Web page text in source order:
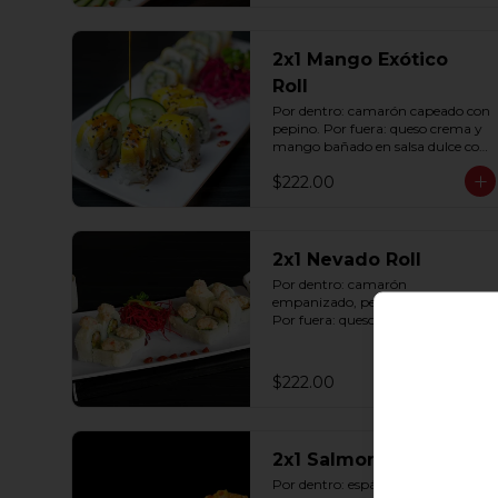
2x1 Mango Exótico
Roll
Por dentro: camarón capeado con
pepino. Por fuera: queso crema y
mango bañado en salsa dulce con
$222.00
2x1 Nevado Roll
Por dentro: camarón
empanizado, pepino y aguacate.
Por fuera: queso crema y tampico
$222.00
2x1 Salmon Roll
Por dentro: espárrago capeado